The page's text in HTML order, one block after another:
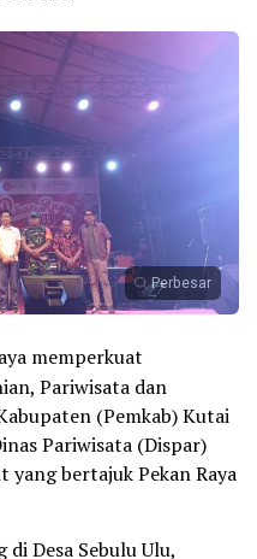
Perbesar
memperkuat
Pariwisata dan
(Pemkab) Kutai
Pariwisata (Dispar)
yang bertajuk Pekan Raya
Desa Sebulu Ulu,